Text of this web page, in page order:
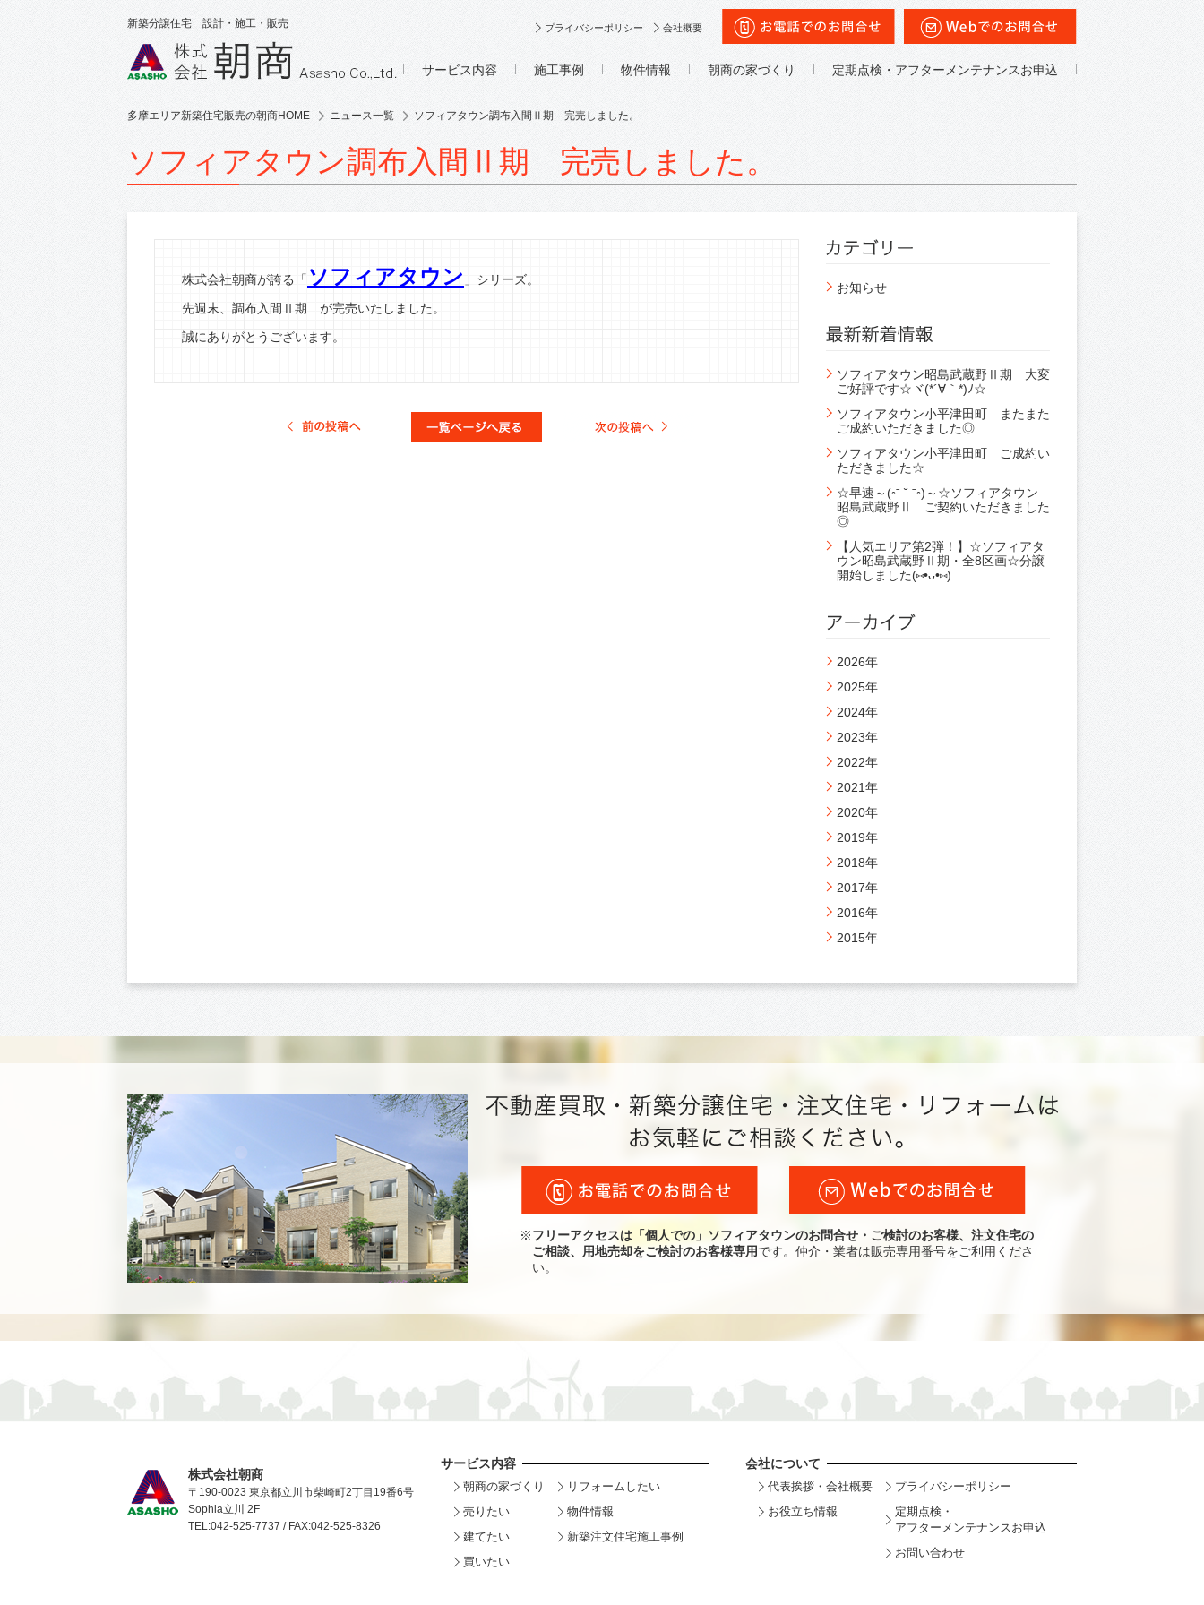
新築分譲住宅 設計・施工・販売 プライバシーポリシー 会社概要
サービス内容 施工事例 物件情報 朝商の家づくり 定期点検・アフターメンテナンスお申込
多摩エリア新築住宅販売の朝商HOME ニュース一覧 ソフィアタウン調布入間Ⅱ期 完売しました。
ソフィアタウン調布入間Ⅱ期 完売しました。
株式会社朝商が誇る「 ソフィアタウン 」シリーズ。
先週末、調布入間Ⅱ期 が完売いたしました。
誠にありがとうございます。
お知らせ
ソフィアタウン昭島武蔵野Ⅱ期 大変
ご好評です☆ヾ(*´∀｀*)ﾉ☆
ソフィアタウン小平津田町 またまた
ご成約いただきました◎
ソフィアタウン小平津田町 ご成約い
ただきました☆
☆早速～(◦ˉ ˘ ˉ◦)～☆ソフィアタウン
昭島武蔵野Ⅱ ご契約いただきました
◎
【人気エリア第2弾！】☆ソフィアタ
ウン昭島武蔵野Ⅱ期・全8区画☆分譲
開始しました(⑅•ᴗ•⑅)
2026年
2025年
2024年
2023年
2022年
2021年
2020年
2019年
2018年
2017年
2016年
2015年
※フリーアクセスは「個人での」ソフィアタウンのお問合せ・ご検討のお客様、注文住宅の
ご相談、用地売却をご検討のお客様専用です。仲介・業者は販売専用番号をご利用くださ
い。
株式会社朝商
〒190-0023 東京都立川市柴崎町2丁目19番6号
Sophia立川 2F
TEL:042-525-7737 / FAX:042-525-8326
サービス内容
朝商の家づくり
売りたい
建てたい
買いたい
リフォームしたい
物件情報
新築注文住宅施工事例
会社について
代表挨拶・会社概要
お役立ち情報
プライバシーポリシー
定期点検・
アフターメンテナンスお申込
お問い合わせ